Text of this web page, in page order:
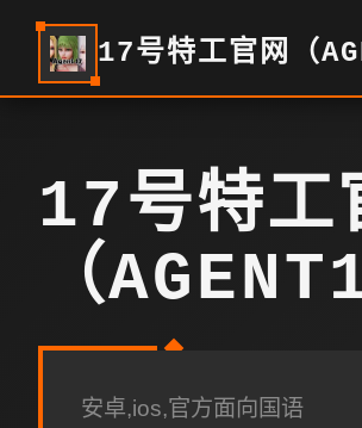
17号特工官网（
17号特工
（
安卓,ios,官方面向国语